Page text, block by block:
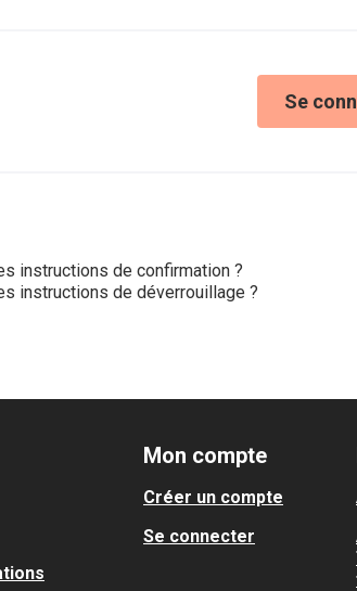
Se
instructions de confirmation ?
instructions de déverrouillage ?
Mon compte
Créer un compte
Se connecter